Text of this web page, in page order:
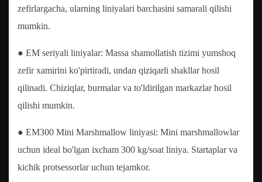
zefirlargacha, ularning liniyalari barchasini samarali qilishi
mumkin.
● EM seriyali liniyalar: Massa shamollatish tizimi yumshoq
zefir xamirini ko'pirtiradi, undan qiziqarli shakllar hosil
qilinadi. Chiziqlar, burmalar va to'ldirilgan markazlar hosil
qilishi mumkin.
● EM300 Mini Marshmallow liniyasi: Mini marshmallowlar
uchun ideal bo'lgan ixcham 300 kg/soat liniya. Startaplar va
kichik protsessorlar uchun tejamkor.